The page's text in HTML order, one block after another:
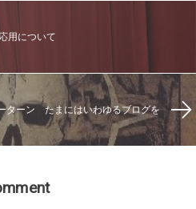
用について
ターン たまにはいわゆるブログを